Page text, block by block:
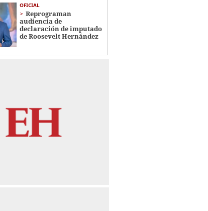
OFICIAL
Reprograman
audiencia de
declaración de imputado
de Roosevelt Hernández